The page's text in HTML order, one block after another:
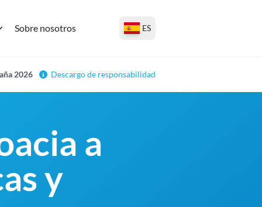
Sobre nosotros ES
2026 Descargo de responsabilidad
a
y